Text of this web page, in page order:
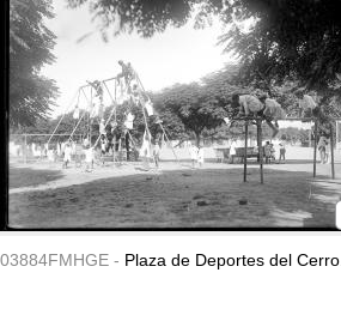
03884FMHGE - Plaza de Deportes del Cerro.